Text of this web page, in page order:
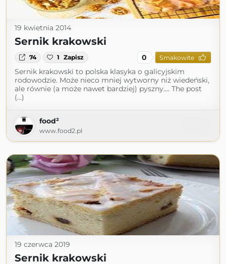
19 kwietnia 2014
Sernik krakowski
74 1 Zapisz 0 Smakowite
Sernik krakowski to polska klasyka o galicyjskim
rodowodzie. Może nieco mniej wytworny niż wiedeński,
ale równie (a może nawet bardziej) pyszny.… The post
(...)
food²
www.food2.pl
19 czerwca 2019
Sernik krakowski